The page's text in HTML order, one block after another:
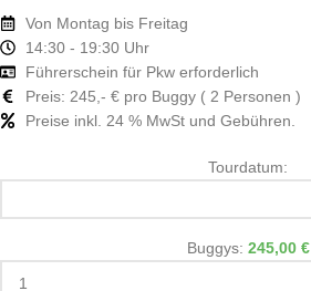
Von Montag bis Freitag
14:30 - 19:30 Uhr
Führerschein für Pkw erforderlich
Preis: 245,- € pro Buggy ( 2 Personen )
Preise inkl. 24 % MwSt und Gebühren.
Tourdatum:
Buggys: 245,00 €